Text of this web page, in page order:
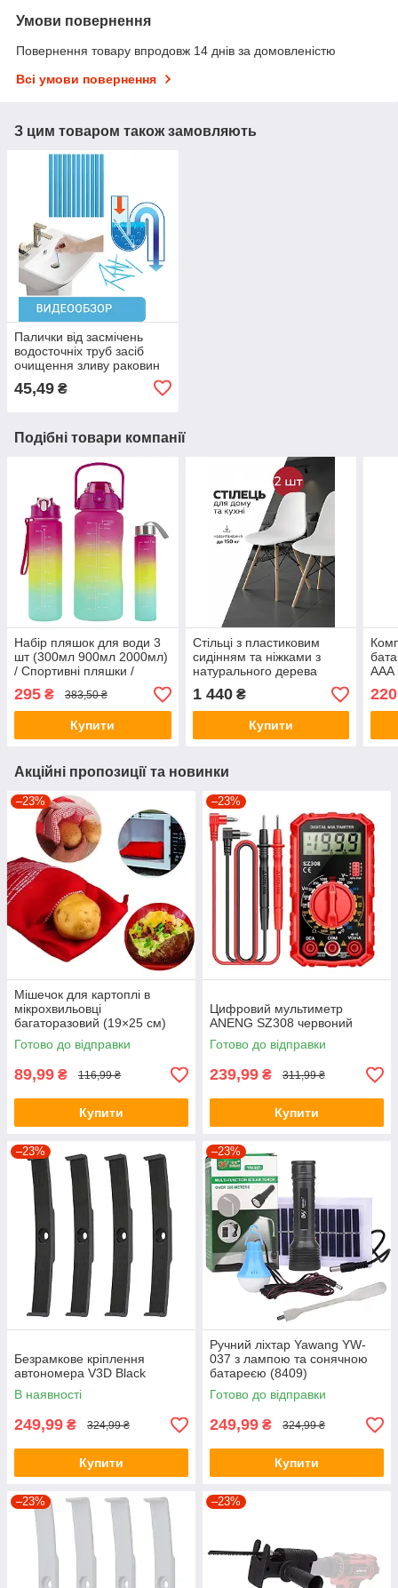
Умови повернення
Повернення товару впродовж 14 днів за домовленістю
Всі умови повернення
З цим товаром також замовляють
Палички від засмічень
вoдocточніх труб засіб
очищення зливу раковин
ванн SANI STICKS 12 шт.
45,49 ₴
Подібні товари компанії
Набір пляшок для води 3
шт (300мл 900мл 2000мл)
/ Спортивні пляшки /
Пляшка для води Magenta
(9045)
295 ₴ 383,50 ₴
Купити
Стільці з пластиковим
сидінням та ніжками з
натурального дерева
DSF-310 White (2 шт)
1 440₴
Купити
AAA
220
Акційні пропозиції та новинки
–23%
Мішечок для картоплі в
мікрохвильовці
багаторазовий (19×25 см)
MPG-01
Готово до відправки
89,99 ₴ 116,99 ₴
Купити
–23%
Цифровий мультиметр
ANENG SZ308 червоний
Готово до відправки
239,99 ₴ 311,99 ₴
Купити
–23%
Безрамкове кріплення
автономера V3D Black
В наявності
249,99 ₴ 324,99 ₴
Купити
–23%
Ручний ліхтар Yawang YW-
037 з лампою та сонячною
батареєю (8409)
Готово до відправки
249,99 ₴ 324,99 ₴
Купити
–23% –23%